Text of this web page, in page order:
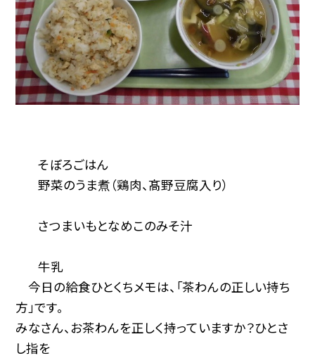
そぼろごはん
野菜のうま煮（鶏肉、髙野豆腐入り）
さつまいもとなめこのみそ汁
牛乳
今日の給食ひとくちメモは、「茶わんの正しい持ち
方」です。
みなさん、お茶わんを正しく持っていますか？ひとさ
し指を